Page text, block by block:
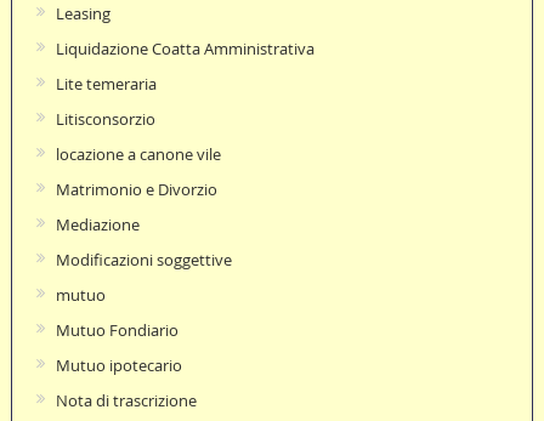
Leasing
Liquidazione Coatta Amministrativa
Lite temeraria
Litisconsorzio
locazione a canone vile
Matrimonio e Divorzio
Mediazione
Modificazioni soggettive
mutuo
Mutuo Fondiario
Mutuo ipotecario
Nota di trascrizione